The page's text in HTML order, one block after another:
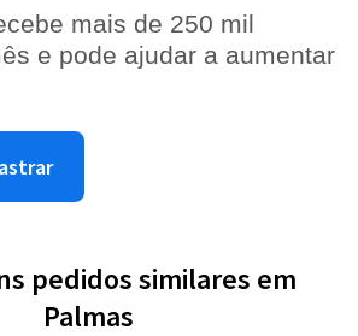
mais de 250 mil
e pode ajudar a aumentar
pedidos similares em
Palmas